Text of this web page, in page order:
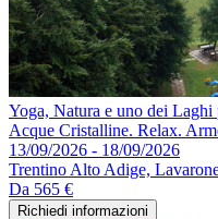
Yoga, Natura e uno dei Laghi
Acque Cristalline. Relax.
13/09/2026 - 18/09/2026
Trentino Alto Adige,
Da 565 €
Richiedi informazioni